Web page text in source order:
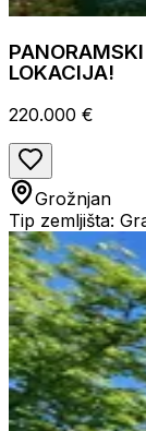
LOKACIJA!
220.000 €
Grožnjan
Tip zemljišta: